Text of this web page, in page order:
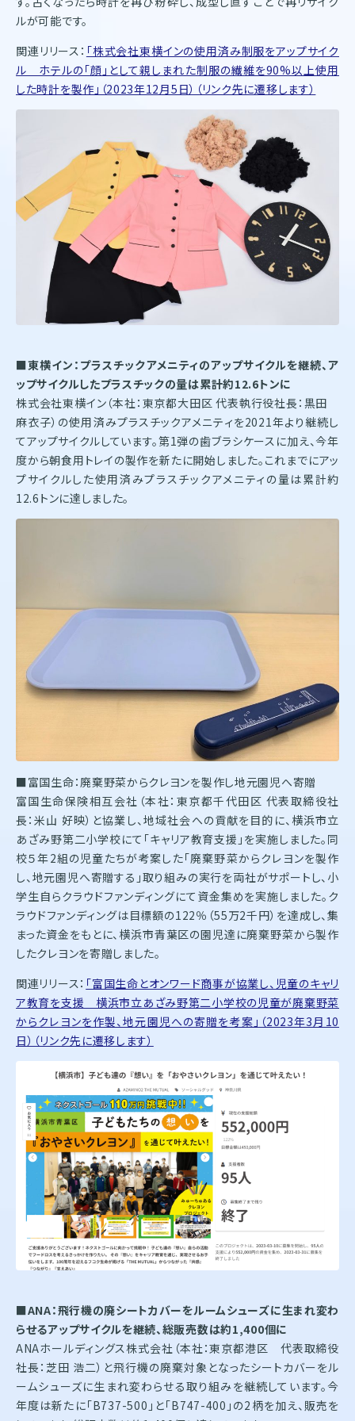
ルが可能です。
関連リリース： 「株式会社東横インの使用済み制服をアップサイク
ル ホテルの「顔」として親しまれた制服の繊維を90%以上使用
した時計を製作」（2023年12月5日）（リンク先に遷移します）
■東横イン：プラスチックアメニティのアップサイクルを継続、ア
ップサイクルしたプラスチックの量は累計約12.6トンに
株式会社東横イン（本社：東京都大田区 代表執行役社長：黒田
麻衣子）の使用済みプラスチックアメニティを2021年より継続し
てアップサイクルしています。第1弾の歯ブラシケースに加え、今年
度から朝食用トレイの製作を新たに開始しました。これまでにアッ
プサイクルした使用済みプラスチックアメニティの量は累計約
12.6トンに達しました。
■富国生命：廃棄野菜からクレヨンを製作し地元園児へ寄贈
富国生命保険相互会社（本社：東京都千代田区 代表取締役社
長：米山 好映）と協業し、地域社会への貢献を目的に、横浜市立
あざみ野第二小学校にて「キャリア教育支援」を実施しました。同
校５年2組の児童たちが考案した「廃棄野菜からクレヨンを製作
し、地元園児へ寄贈する」取り組みの実行を両社がサポートし、小
学生自らクラウドファンディングにて資金集めを実施しました。ク
ラウドファンディングは目標額の122％（55万2千円）を達成し、集
まった資金をもとに、横浜市青葉区の園児達に廃棄野菜から製作
したクレヨンを寄贈しました。
関連リリース： 「富国生命とオンワード商事が協業し、児童のキャリ
ア教育を支援 横浜市立あざみ野第二小学校の児童が廃棄野菜
からクレヨンを作製、地元園児への寄贈を考案」（2023年3月10
日）（リンク先に遷移します）
■ANA：飛行機の廃シートカバーをルームシューズに生まれ変わ
らせるアップサイクルを継続、総販売数は約1,400個に
ANAホールディングス株式会社（本社：東京都港区 代表取締役
社長：芝田 浩二）と飛行機の廃棄対象となったシートカバーをル
ームシューズに生まれ変わらせる取り組みを継続しています。今
年度は新たに「B737-500」と「B747-400」の2柄を加え、販売を